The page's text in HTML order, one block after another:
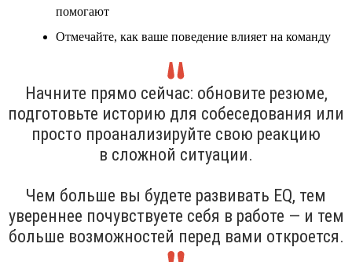
помогают
Отмечайте, как ваше поведение влияет на команду
Начните прямо сейчас: обновите резюме,
подготовьте историю для собеседования или
просто проанализируйте свою реакцию
в сложной ситуации.
Чем больше вы будете развивать EQ, тем
увереннее почувствуете себя в работе — и тем
больше возможностей перед вами откроется.